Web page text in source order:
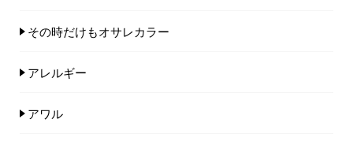
その時だけもオサレカラー
アレルギー
アワル